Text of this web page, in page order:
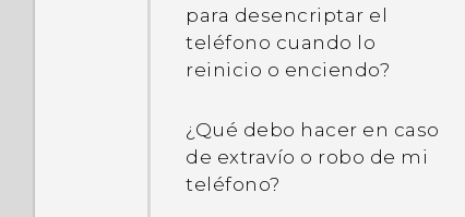
para desencriptar el
teléfono cuando lo
reinicio o enciendo?
¿Qué debo hacer en caso
de extravío o robo de mi
teléfono?